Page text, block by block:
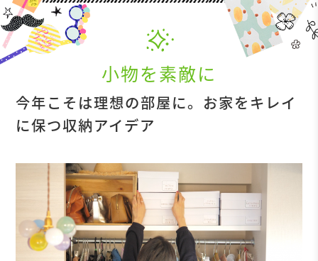
小物を素敵に
今年こそは理想の部屋に。お家をキレイ
に保つ収納アイデア